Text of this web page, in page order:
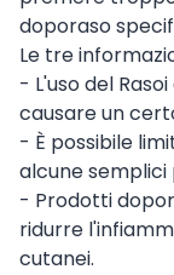
doporaso
Le tre
- L'uso del
causare un
- È possibile
alcune semplici
- Prodotti
ridurre
cutanei.